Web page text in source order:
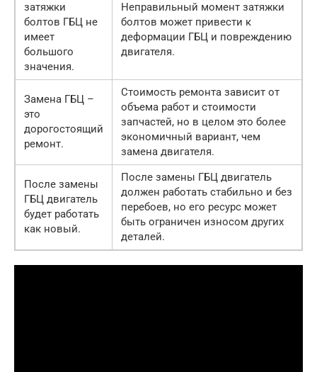
затяжки
болтов ГБЦ не
имеет
большого
значения.
Неправильный момент затяжки
болтов может привести к
деформации ГБЦ и повреждению
двигателя.
Замена ГБЦ –
это
дорогостоящий
ремонт.
Стоимость ремонта зависит от
объема работ и стоимости
запчастей, но в целом это более
экономичный вариант, чем
замена двигателя.
После замены
ГБЦ двигатель
будет работать
как новый.
После замены ГБЦ двигатель
должен работать стабильно и без
перебоев, но его ресурс может
быть ограничен износом других
деталей.